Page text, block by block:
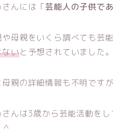
んには「芸能人の子供で
母親をいくら調べても芸
いと予想されていました。
親の詳細情報も不明です
んは3歳から芸能活動を